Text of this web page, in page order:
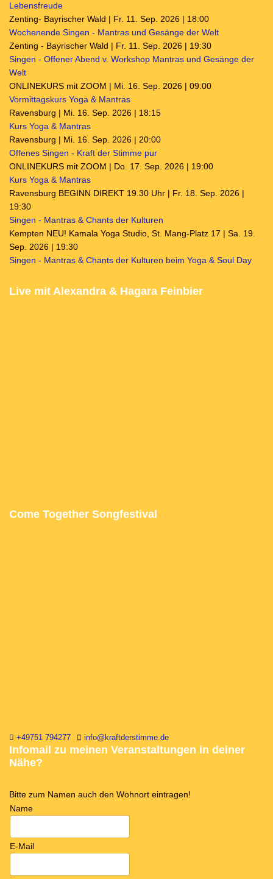
Lebensfreude
Zenting- Bayrischer Wald | Fr. 11. Sep. 2026 | 18:00
Wochenende Singen - Mantras und Gesänge der Welt
Zenting - Bayrischer Wald | Fr. 11. Sep. 2026 | 19:30
Singen - Offener Abend v. Workshop Mantras und Gesänge der
Welt
ONLINEKURS mit ZOOM | Mi. 16. Sep. 2026 | 09:00
Vormittagskurs Yoga & Mantras
Ravensburg | Mi. 16. Sep. 2026 | 18:15
Kurs Yoga & Mantras
Ravensburg | Mi. 16. Sep. 2026 | 20:00
Offenes Singen - Kraft der Stimme pur
ONLINEKURS mit ZOOM | Do. 17. Sep. 2026 | 19:00
Kurs Yoga & Mantras
Ravensburg BEGINN DIREKT 19.30 Uhr | Fr. 18. Sep. 2026 |
19:30
Singen - Mantras & Chants der Kulturen
Kempten NEU! Kamala Yoga Studio, St. Mang-Platz 17 | Sa. 19.
Sep. 2026 | 19:30
Singen - Mantras & Chants der Kulturen beim Yoga & Soul Day
Live mit Alexandra & Hagara Feinbier
Come Together Songfestival
+49751 794277 info@kraftderstimme.de
Infomail zu meinen Veranstaltungen in deiner
Nähe?
Bitte zum Namen auch den Wohnort eintragen!
Name
E-Mail